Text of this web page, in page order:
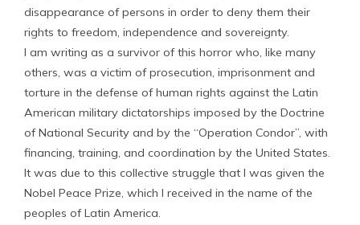
disappearance of persons in order to deny them their
rights to freedom, independence and sovereignty.
I am writing as a survivor of this horror who, like many
others, was a victim of prosecution, imprisonment and
torture in the defense of human rights against the Latin
American military dictatorships imposed by the Doctrine
of National Security and by the “Operation Condor”, with
financing, training, and coordination by the United States.
It was due to this collective struggle that I was given the
Nobel Peace Prize, which I received in the name of the
peoples of Latin America.